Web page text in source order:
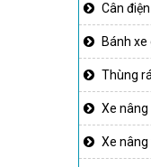
Cân
Bánh
Thùng
Xe
Xe